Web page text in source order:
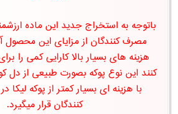
باتوجه به استخراج جدید این ماده
مصرف کنندگان از مزایای این محصول
هزینه های بسیار بالا کارایی کمی را
کنند این نوع پوکه بصورت طبیعی از دل
با هزینه ای بسیار کمتر از پوکه لیکا
کنندگان قرار میگیرد.